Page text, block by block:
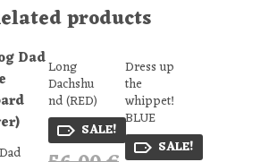
products
Long
Dachshu
nd (RED)
SALE!
Dress up
the
whippet!
BLUE
SALE!